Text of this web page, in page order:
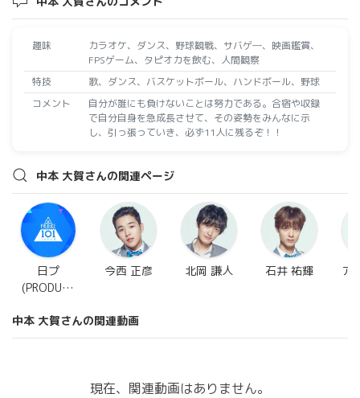
趣味
カラオケ、ダンス、野球観戦、サバゲ―、映画鑑賞、
FPSゲーム、タピオカを飲む、人間観察
特技
歌、ダンス、バスケットボール、ハンドボール、野球
コメント
自分が誰にも負けないことは努力である。合宿や収録
で自分自身を急成長させて、その姿勢をみんなに示
し、引っ張っていき、必ず11人に残るぞ！！
中本 大賀さんの関連ページ
日プ
(PRODUCE
JAPAN)
今西 正彦 北岡 謙人 石井 祐輝
ア
中本 大賀さんの関連動画
現在、関連動画はありません。